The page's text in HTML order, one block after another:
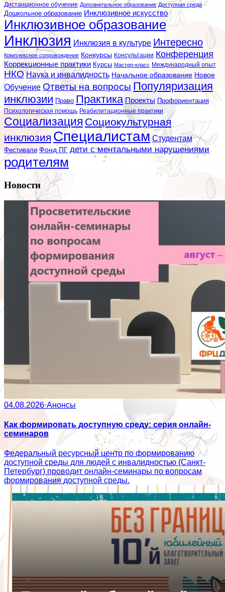
Дистанционное обучение Дополнительное образование Доступная среда
Дошкольное образование Инклюзивное искусство
Инклюзивное образование
Инклюзия Инклюзия в культуре Интересно
Комплексное сопровождение Конкурсы Консультации Конференция
Коррекционные практики Курсы Мастер-класс Международный опыт
НКО Наука и инвалидность Начальное образование Новое
Обучение Ответы на вопросы Популяризация
инклюзии
Право Практика Проекты Профориентация
Психологическая помощь Реабилитационные практики
Социализация Социокультурная
инклюзия Специалистам Студентам
Фестивали Фонд ПГ дети с ментальными нарушениями
родителям
Новости
04.08.2026·Анонсы
Как формировать доступную среду: серия онлайн-
семинаров
Федеральный ресурсный центр по формированию
доступной среды для людей с инвалидностью (Санкт-
Петербург) проводит онлайн-семинары по вопросам
формирования доступной среды.